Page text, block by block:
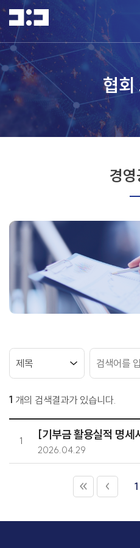
협회
경영
1 개의 검색결과가 있습니다.
1
2026.04.29
1